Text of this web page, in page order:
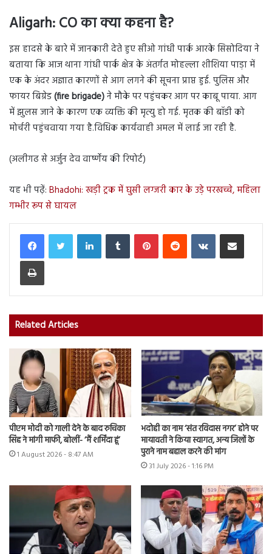
Aligarh: CO का क्या कहना है?
इस हादसे के बारे में जानकारी देते हुए सीओ गांधी पार्क आरके सिसोदिया ने
बताया कि आज थाना गांधी पार्क क्षेत्र के अंतर्गत मोहल्ला शीशिया पाड़ा में
एक के अंदर अज्ञात कारणों से आग लगने की सूचना प्राप्त हुई. पुलिस और
फायर बिग्रेड(fire brigade)ने मौके पर पहुंचकर आग पर काबू पाया. आग
में झुलस जाने के कारण एक व्यक्ति की मृत्यु हो गई. मृतक की बॉडी को
मोर्चरी पहुंचवाया गया है.विधिक कार्यवाही अमल में लाई जा रही है.
(अलीगढ से अर्जुन देव वार्ष्णेय की रिपोर्ट)
यह भी पढ़ें: Bhadohi: खड़ी ट्रक में घुसी लग्जरी कार के उड़े परखच्चे, महिला
गम्भीर रूप से घायल
LinkedInTumblr PinterestReddit VKontakteShare via Email
Print
Related Articles
पीएम मोदी को गाली देने के बाद रुचिका
सिंह ने मांगी माफी, बोलीं- ‘मैं शर्मिंदा हूं’
1 August 2026 - 8:47 AM
भदोही का नाम ‘संत रविदास नगर’ होने पर
मायावती ने किया स्वागत, अन्य जिलों के
पुराने नाम बहाल करने की मांग
31 July 2026 - 1:16 PM